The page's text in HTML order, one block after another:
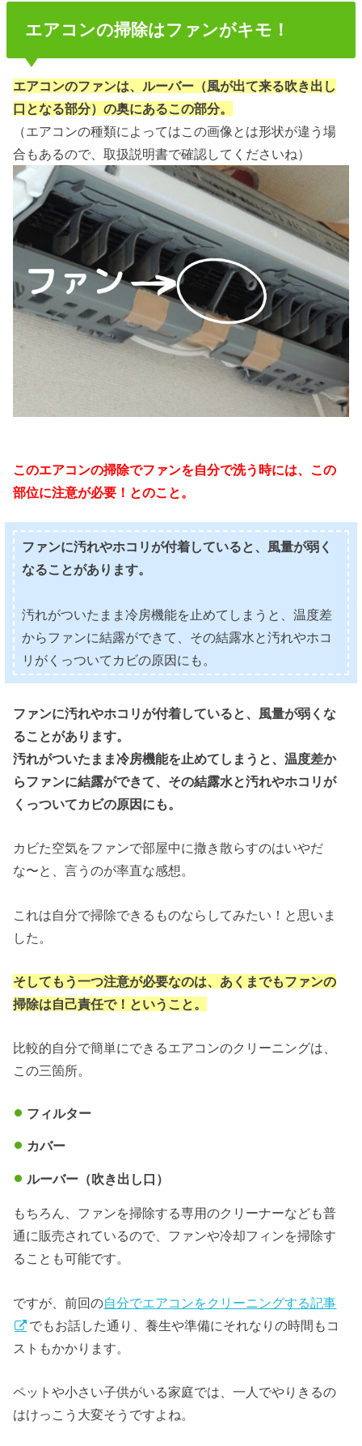
エアコンの掃除はファンがキモ！
エアコンのファンは、ルーバー（風が出て来る吹き出し
口となる部分）の奥にあるこの部分。
（エアコンの種類によってはこの画像とは形状が違う場
合もあるので、取扱説明書で確認してくださいね）
このエアコンの掃除でファンを自分で洗う時には、この
部位に注意が必要！とのこと。
ファンに汚れやホコリが付着していると、風量が弱く
なることがあります。
汚れがついたまま冷房機能を止めてしまうと、温度差
からファンに結露ができて、その結露水と汚れやホコ
リがくっついてカビの原因にも。
ファンに汚れやホコリが付着していると、風量が弱くな
ることがあります。
汚れがついたまま冷房機能を止めてしまうと、温度差か
らファンに結露ができて、その結露水と汚れやホコリが
くっついてカビの原因にも。
カビた空気をファンで部屋中に撒き散らすのはいやだ
な〜と、言うのが率直な感想。
これは自分で掃除できるものならしてみたい！と思いま
した。
そしてもう一つ注意が必要なのは、あくまでもファンの
掃除は自己責任で！ということ。
比較的自分で簡単にできるエアコンのクリーニングは、
この三箇所。
フィルター
カバー
ルーバー（吹き出し口）
もちろん、ファンを掃除する専用のクリーナーなども普
通に販売されているので、ファンや冷却フィンを掃除す
ることも可能です。
ですが、前回の自分でエアコンをクリーニングする記事
でもお話した通り、養生や準備にそれなりの時間もコ
ストもかかります。
ペットや小さい子供がいる家庭では、一人でやりきるの
はけっこう大変そうですよね。